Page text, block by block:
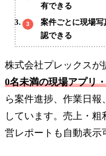
有できる
案件ごとに現場
認できる
株式会社プレックスが
0名未満の現場アプリ
ら案件進捗、作業日
しています。売上・
営レポートも自動表示